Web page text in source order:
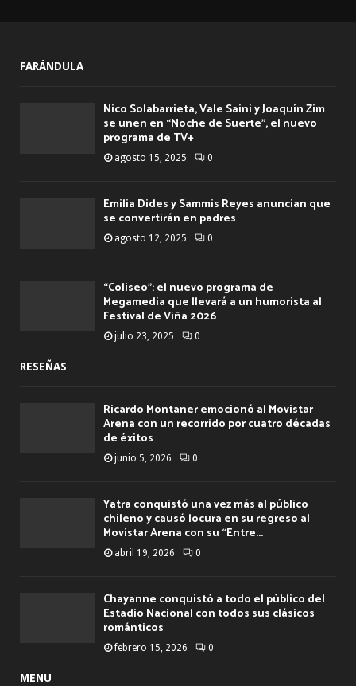
FARÁNDULA
Nico Solabarrieta, Vale Saini y Joaquín Zim
se unen en “Noche de Suerte”, el nuevo
programa de TV+
agosto 15, 2025 0
Emilia Dides y Sammis Reyes anuncian que
se convertirán en padres
agosto 12, 2025 0
“Coliseo”: el nuevo programa de
Megamedia que llevará a un humorista al
Festival de Viña 2026
julio 23, 2025 0
RESEÑAS
Ricardo Montaner emocionó al Movistar
Arena con un recorrido por cuatro décadas
de éxitos
junio 5, 2026 0
Yatra conquistó una vez más al público
chileno y causó locura en su regreso al
Movistar Arena con su “Entre...
abril 19, 2026 0
Chayanne conquistó a todo el público del
Estadio Nacional con todos sus clásicos
románticos
febrero 15, 2026 0
MENU